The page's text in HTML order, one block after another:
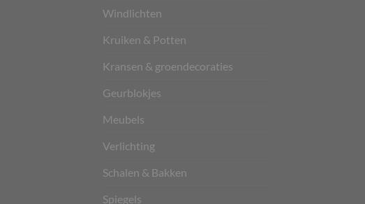
Windlichten
Kruiken & Potten
Kransen & groendecoraties
Geurblokjes
Meubels
Verlichting
Schalen & Bakken
Spiegels